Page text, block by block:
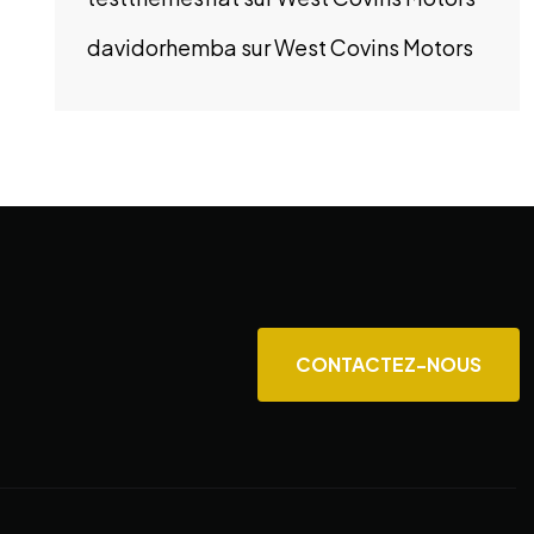
davidorhemba surWest Covins Motors
CONTACTEZ-NOUS